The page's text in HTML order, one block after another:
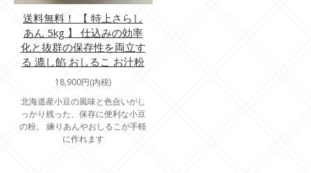
送料無料！ 【 特上さらし
あん 5kg 】 仕込みの効率
化と抜群の保存性を両立す
る 漉し餡 おしるこ お汁粉
18,900円(内税)
北海道産小豆の風味と色合いがし
っかり残った、保存に便利な小豆
の粉。 練りあんやおしるこが手軽
に作れます